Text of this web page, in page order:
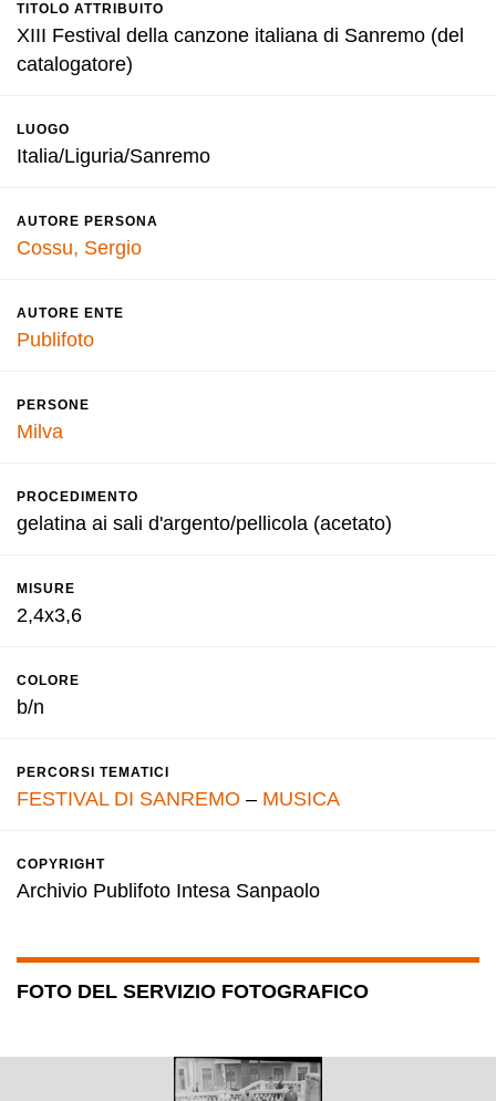
TITOLO ATTRIBUITO
XIII Festival della canzone italiana di Sanremo (del
catalogatore)
LUOGO
Italia/Liguria/Sanremo
AUTORE PERSONA
Cossu, Sergio
AUTORE ENTE
Publifoto
PERSONE
Milva
PROCEDIMENTO
gelatina ai sali d'argento/pellicola (acetato)
MISURE
2,4x3,6
COLORE
b/n
PERCORSI TEMATICI
FESTIVAL DI SANREMO – MUSICA
COPYRIGHT
Archivio Publifoto Intesa Sanpaolo
FOTO DEL SERVIZIO FOTOGRAFICO